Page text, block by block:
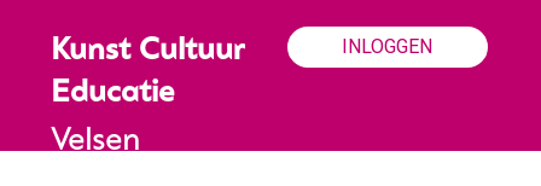
INLOGGEN
Kunst Cultuur
Educatie
Velsen